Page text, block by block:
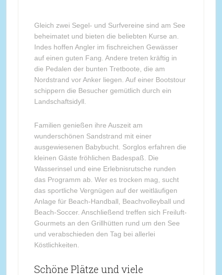
Gleich zwei Segel- und Surfvereine sind am See
beheimatet und bieten die beliebten Kurse an.
Indes hoffen Angler im fischreichen Gewässer
auf einen guten Fang. Andere treten kräftig in
die Pedalen der bunten Tretboote, die am
Nordstrand vor Anker liegen. Auf einer Bootstour
schippern die Besucher gemütlich durch ein
Landschaftsidyll.
Familien genießen ihre Auszeit am
wunderschönen Sandstrand mit einer
ausgewiesenen Babybucht. Sorglos erfahren die
kleinen Gäste fröhlichen Badespaß. Die
Wasserinsel und eine Erlebnisrutsche runden
das Programm ab. Wer es trocken mag, sucht
das sportliche Vergnügen auf der weitläufigen
Anlage für Beach-Handball, Beachvolleyball und
Beach-Soccer. Anschließend treffen sich Freiluft-
Gourmets an den Grillhütten rund um den See
und verabschieden den Tag bei allerlei
Köstlichkeiten.
Schöne Plätze und viele